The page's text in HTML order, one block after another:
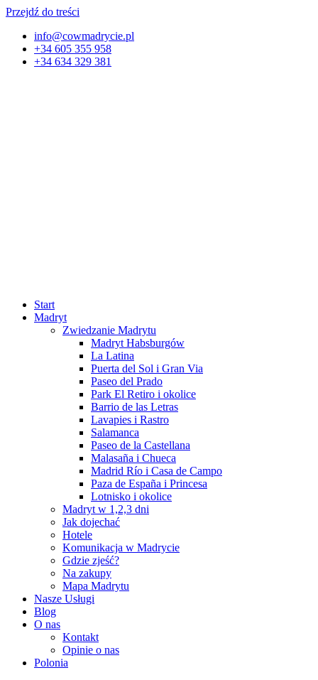
Przejdź do treści
info@cowmadrycie.pl
+34 605 355 958
+34 634 329 381​
Start
Madryt
Zwiedzanie Madrytu
Madryt Habsburgów
La Latina
Puerta del Sol i Gran Via
Paseo del Prado
Park El Retiro i okolice
Barrio de las Letras
Lavapies i Rastro
Salamanca
Paseo de la Castellana
Malasaña i Chueca
Madrid Río i Casa de Campo
Paza de España i Princesa
Lotnisko i okolice
Madryt w 1,2,3 dni
Jak dojechać
Hotele
Komunikacja w Madrycie
Gdzie zjeść?
Na zakupy
Mapa Madrytu
Nasze Usługi
Blog
O nas
Kontakt
Opinie o nas
Polonia